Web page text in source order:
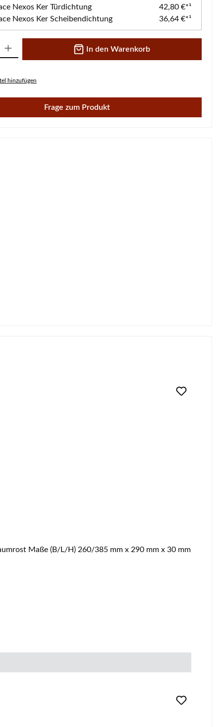
Nexos Ker Türdichtung
42,80 €*¹
Nexos Ker Scheibendichtung
36,64 €*¹
Gib den gewünschten Wert ein oder benutze die Schaltflächen um die
In den Warenkorb
hinzufügen
Frage zum Produkt